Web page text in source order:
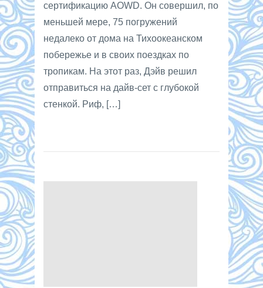
сертификацию AOWD. Он совершил, по
меньшей мере, 75 погружений
недалеко от дома на Тихоокеанском
побережье и в своих поездках по
тропикам. На этот раз, Дэйв решил
отправиться на дайв-сет с глубокой
стенкой. Риф, […]